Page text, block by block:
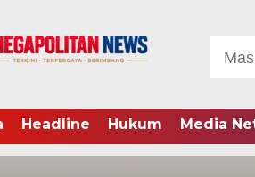
Headline Hukum Media